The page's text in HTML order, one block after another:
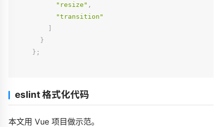
"resize" ,
"transition"
}
} ;
eslint 格式化代码
本文用 Vue 项目做示范。